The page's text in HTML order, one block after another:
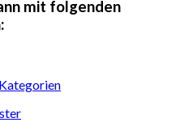
mit folgenden